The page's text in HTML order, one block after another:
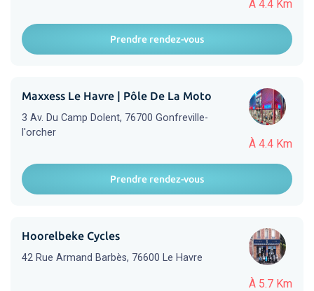
À 4.4 Km
Prendre rendez-vous
À 4.4 Km
Maxxess Le Havre | Pôle De La Moto
3 Av. Du Camp Dolent, 76700 Gonfreville-
l'orcher
Prendre rendez-vous
À 5.7 Km
Hoorelbeke Cycles
42 Rue Armand Barbès, 76600 Le Havre